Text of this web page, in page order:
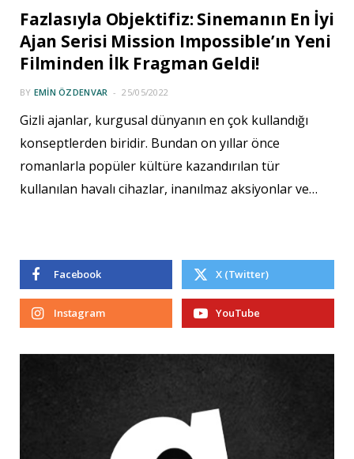
Fazlasıyla Objektifiz: Sinemanın En İyi
Ajan Serisi Mission Impossible’ın Yeni
Filminden İlk Fragman Geldi!
BY EMIN ÖZDENVAR 25/05/2022
Gizli ajanlar, kurgusal dünyanın en çok kullandığı
konseptlerden biridir. Bundan on yıllar önce
romanlarla popüler kültüre kazandırılan tür
kullanılan havalı cihazlar, inanılmaz aksiyonlar ve…
Facebook X (Twitter)
Instagram YouTube